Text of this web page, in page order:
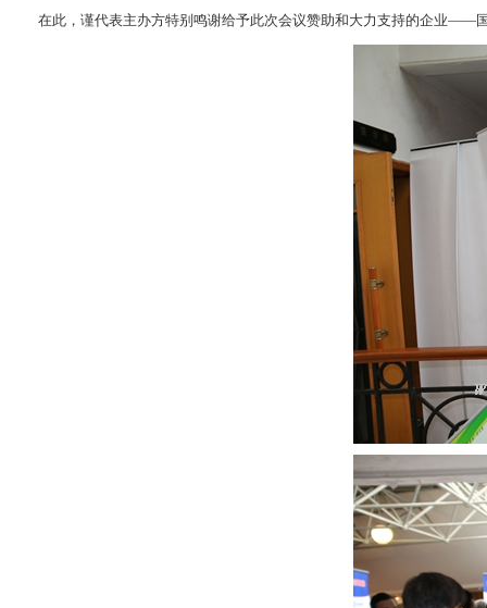
在此，谨代表主办方特别鸣谢给予此次会议赞助和大力支持的企业——